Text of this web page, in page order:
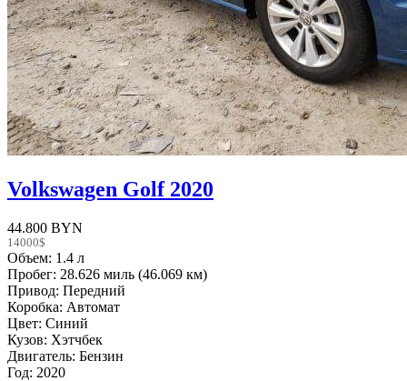
Volkswagen Golf 2020
44.800 BYN
14000$
Объем: 1.4 л
Пробег: 28.626 миль (46.069 км)
Привод: Передний
Коробка: Автомат
Цвет: Синий
Кузов: Хэтчбек
Двигатель: Бензин
Год: 2020